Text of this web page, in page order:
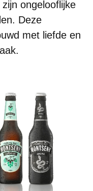
ongelooflijke
Deze
met liefde en